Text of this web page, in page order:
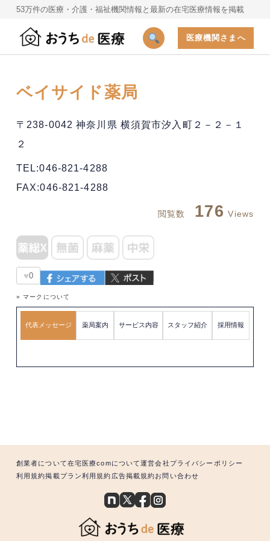
53万件の医療・介護・福祉機関情報と最新の在宅医療情報を掲載
医療機関さまへ
ベイサイド薬局
〒238-0042 神奈川県 横須賀市汐入町２－２－１
２
TEL:046-821-4288
FAX:046-821-4288
閲覧数 176 Views
♥0
» マークについて
代表メッセージ 薬局案内 サービス内容 スタッフ紹介 採用情報
創業者について在宅医療comについて運営会社 プライバシーポリシー
利用規約掲載プラン利用規約 広告掲載規約お問い合わせ